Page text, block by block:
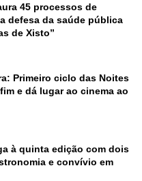
45 processos de
defesa da saúde pública
de Xisto”
Primeiro ciclo das Noites
e dá lugar ao cinema ao
à quinta edição com dois
e convívio em